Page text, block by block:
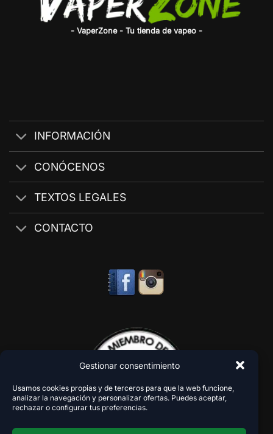
Gestionar consentimiento
Usamos cookies propias y de terceros para que la web funcione,
analizar la navegación y personalizar ofertas. Puedes aceptar,
rechazar o configurar tus preferencias.
- VaperZone - Tu tienda de vapeo -
INFORMACIÓN
CONÓCENOS
TEXTOS LEGALES
CONTACTO